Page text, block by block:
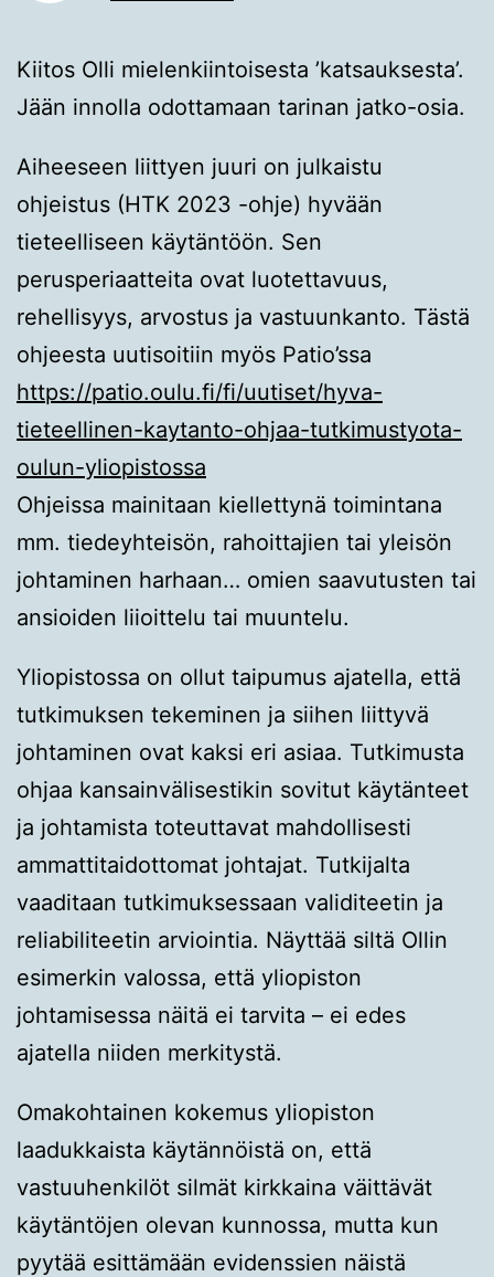
Kiitos Olli mielenkiintoisesta ’katsauksesta’.
Jään innolla odottamaan tarinan jatko-osia.
Aiheeseen liittyen juuri on julkaistu
ohjeistus (HTK 2023 -ohje) hyvään
tieteelliseen käytäntöön. Sen
perusperiaatteita ovat luotettavuus,
rehellisyys, arvostus ja vastuunkanto. Tästä
ohjeesta uutisoitiin myös Patio’ssa
https://patio.oulu.fi/fi/uutiset/hyva-
tieteellinen-kaytanto-ohjaa-tutkimustyota-
oulun-yliopistossa
Ohjeissa mainitaan kiellettynä toimintana
mm. tiedeyhteisön, rahoittajien tai yleisön
johtaminen harhaan… omien saavutusten tai
ansioiden liioittelu tai muuntelu.
Yliopistossa on ollut taipumus ajatella, että
tutkimuksen tekeminen ja siihen liittyvä
johtaminen ovat kaksi eri asiaa. Tutkimusta
ohjaa kansainvälisestikin sovitut käytänteet
ja johtamista toteuttavat mahdollisesti
ammattitaidottomat johtajat. Tutkijalta
vaaditaan tutkimuksessaan validiteetin ja
reliabiliteetin arviointia. Näyttää siltä Ollin
esimerkin valossa, että yliopiston
johtamisessa näitä ei tarvita – ei edes
ajatella niiden merkitystä.
Omakohtainen kokemus yliopiston
laadukkaista käytännöistä on, että
vastuuhenkilöt silmät kirkkaina väittävät
käytäntöjen olevan kunnossa, mutta kun
pyytää esittämään evidenssien näistä